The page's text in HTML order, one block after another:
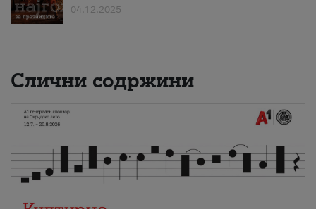
04.12.2025
Слични содржини